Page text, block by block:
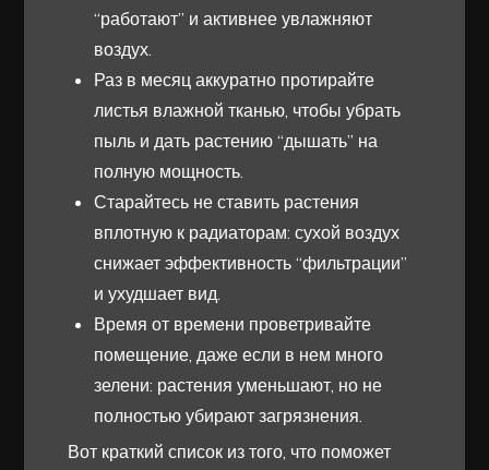
“работают” и активнее увлажняют
воздух.
Раз в месяц аккуратно протирайте
листья влажной тканью, чтобы убрать
пыль и дать растению “дышать” на
полную мощность.
Старайтесь не ставить растения
вплотную к радиаторам: сухой воздух
снижает эффективность “фильтрации”
и ухудшает вид.
Время от времени проветривайте
помещение, даже если в нем много
зелени: растения уменьшают, но не
полностью убирают загрязнения.
Вот краткий список из того, что поможет